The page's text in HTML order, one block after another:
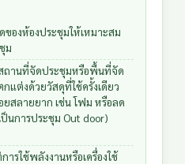
องห้องประชุมให้เหมาะสม
ม
ถานที่จัดประชุมหรือพื้นที่จัด
แต่งด้วยวัสดุที่ใช้ครั้งเดียว
สลายยาก เช่น โฟม หรือลด
นการประชุม Out door)
รใช้พลังงานหรือเครื่องใช้